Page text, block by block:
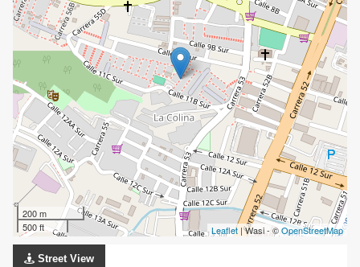
200 m
500 ft
Leaflet | Wasi - ©OpenStreetMap
Street View